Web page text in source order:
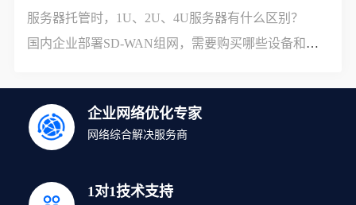
服务器托管时，1U、2U、4U服务器有什么区别？
国内企业部署SD-WAN组网，需要购买哪些设备和服务？
企业网络优化专家
网络综合解决服务商
1对1技术支持